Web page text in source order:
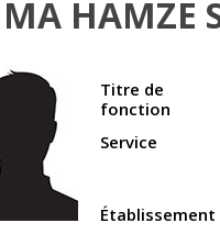
HAMZE
Titre de
fonction
Service
Établissement